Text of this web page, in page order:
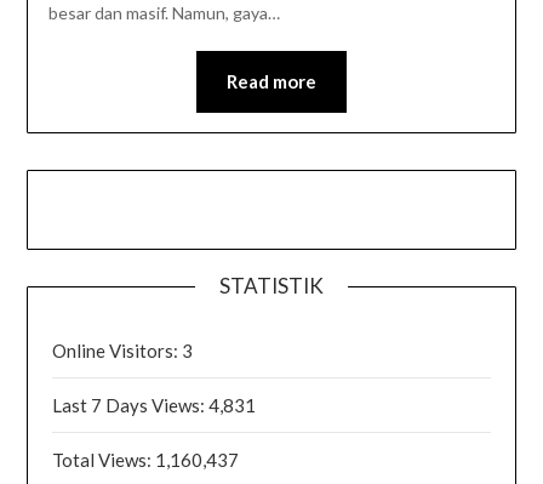
besar dan masif. Namun, gaya…
Read more
STATISTIK
Online Visitors: 3
Last 7 Days Views:4,831
Total Views: 1,160,437